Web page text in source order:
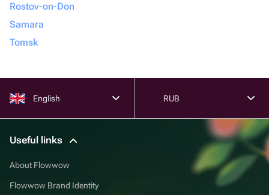
Rostov-on-Don
Samara
Tomsk
English RUB
Useful links
About Flowwow
Flowwow Brand Identity